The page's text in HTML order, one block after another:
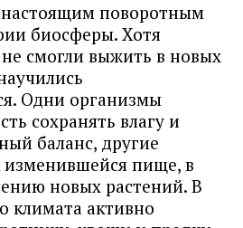
настоящим поворотным
биосферы. Хотя
смогли выжить в новых
Одни организмы
сохранять влагу и
баланс, другие
изменившейся пище, в
новых растений. В
климата активно